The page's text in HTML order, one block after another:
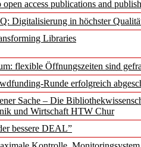
access publications and
Digitalisierung in höchster
Libraries
flexible Öffnungszeiten sind
Runde erfolgreich
Sache – Die
und Wirtschaft HTW Chur
bessere DEAL”